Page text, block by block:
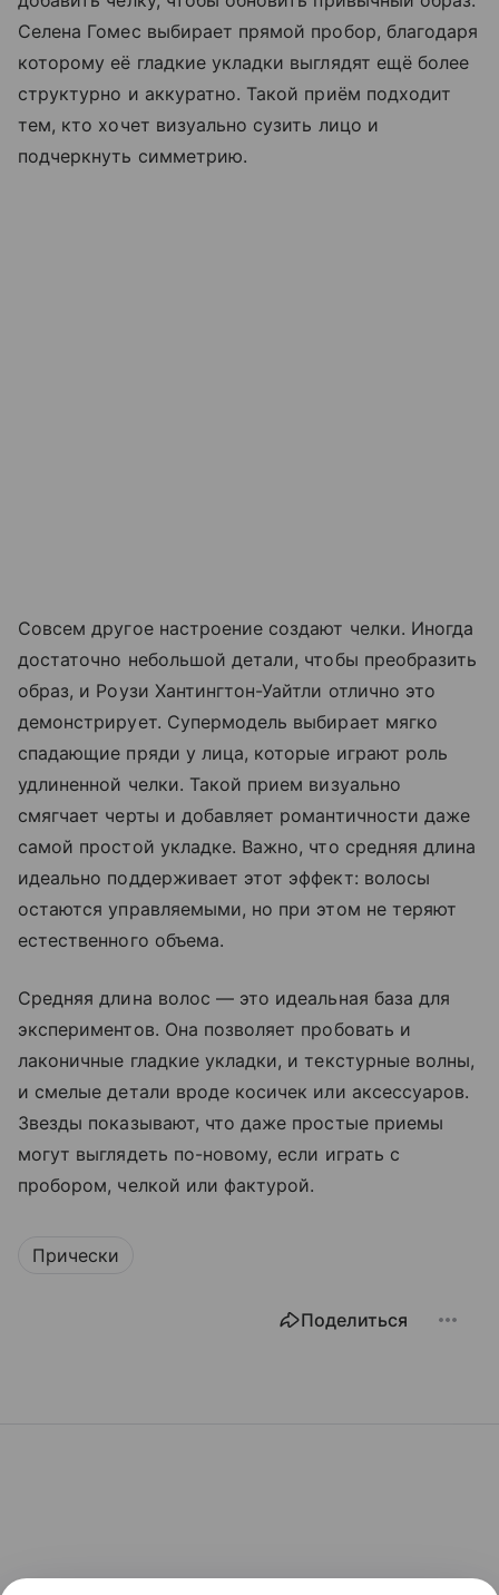
Селена Гомес выбирает прямой пробор, благодаря
которому её гладкие укладки выглядят ещё более
структурно и аккуратно. Такой приём подходит
тем, кто хочет визуально сузить лицо и
подчеркнуть симметрию.
Совсем другое настроение создают челки. Иногда
достаточно небольшой детали, чтобы преобразить
образ, и Роузи Хантингтон-Уайтли отлично это
демонстрирует. Супермодель выбирает мягко
спадающие пряди у лица, которые играют роль
удлиненной челки. Такой прием визуально
смягчает черты и добавляет романтичности даже
самой простой укладке. Важно, что средняя длина
идеально поддерживает этот эффект: волосы
остаются управляемыми, но при этом не теряют
естественного объема.
Средняя длина волос — это идеальная база для
экспериментов. Она позволяет пробовать и
лаконичные гладкие укладки, и текстурные волны,
и смелые детали вроде косичек или аксессуаров.
Звезды показывают, что даже простые приемы
могут выглядеть по-новому, если играть с
пробором, челкой или фактурой.
Прически
Поделиться